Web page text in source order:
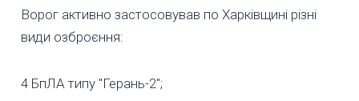
Ворог активно застосовував по Харківщині різні
види озброєння:
4 БпЛА типу "Герань-2";